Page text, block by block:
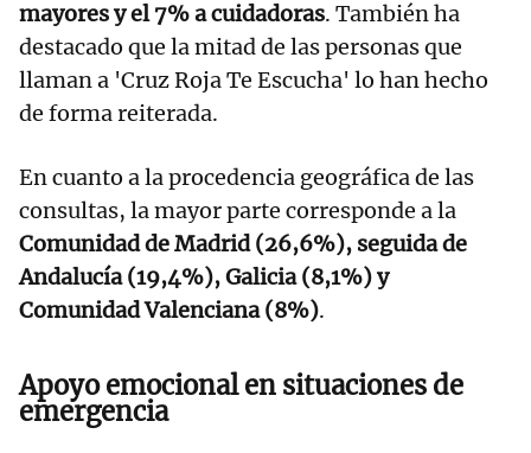
mayores y el 7% a cuidadoras. También ha
destacado que la mitad de las personas que
llaman a 'Cruz Roja Te Escucha' lo han hecho
de forma reiterada.
En cuanto a la procedencia geográfica de las
consultas, la mayor parte corresponde a la
Comunidad de Madrid (26,6%), seguida de
Andalucía (19,4%), Galicia (8,1%) y
Comunidad Valenciana (8%).
Apoyo emocional en situaciones de
emergencia